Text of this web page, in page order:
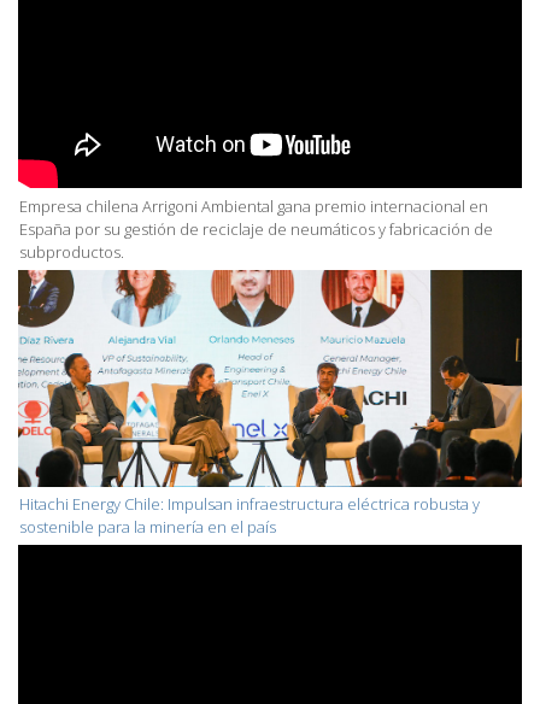
Empresa chilena Arrigoni Ambiental gana premio internacional en
España por su gestión de reciclaje de neumáticos y fabricación de
subproductos.
Hitachi Energy Chile: Impulsan infraestructura eléctrica robusta y
sostenible para la minería en el país